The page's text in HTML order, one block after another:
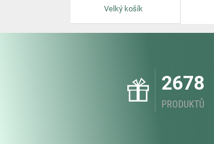
Velký košík
2678
PRODUKTŮ